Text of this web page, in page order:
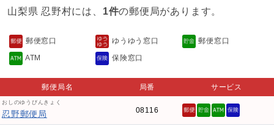
山梨県 忍野村には、 1件の郵便局があります。
郵便窓口 ゆうゆう窓口
郵便窓口
ATM
保険窓口
郵便局名 局番 サービス
おしのゆうびんきょく
忍野郵便局 08116